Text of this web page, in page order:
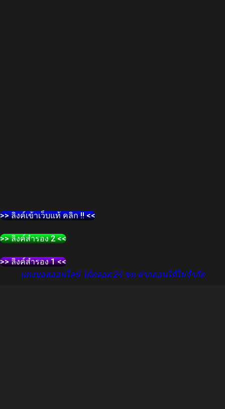
>> ลิงค์เข้าเว็บแท้ คลิก !! <<
>> ลิงค์สำรอง 2 <<
>> ลิงค์สำรอง 1 <<
แทงบอลออนไลน์ ได้ตลอด 24 ชม ฝากถอนได้ไม่จำกัด